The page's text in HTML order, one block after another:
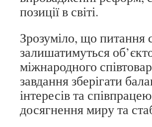
позиції в світі.
Зрозуміло, що питання
залишатимуться
міжнародного
завдання зберігати
інтересів та
досягнення миру та